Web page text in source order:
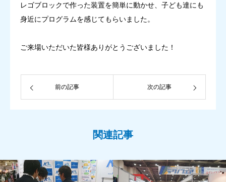
レゴブロックで作った装置を簡単に動かせ、子ども達にも
身近にプログラムを感じてもらいました。
ご来場いただいた皆様ありがとうございました！
前の記事 次の記事
関連記事